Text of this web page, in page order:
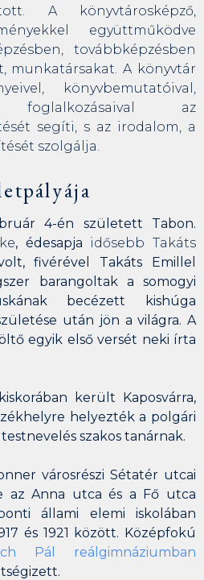
A könyvtárosképző,
együttműködve
továbbképzésben
munkatársakat. A könyvtár
könyvbemutatóival,
foglalkozásaival az
segíti, s az irodalom, a
szolgálja.
4-én született Tabon.
, édesapja idősebb Takáts
fivérével Takáts Emillel
barangoltak a somogyi
becézett kishúga
után jön a világra. A
egyik első versét neki írta
került Kaposvárra,
helyezték a polgári
szakos tanárnak.
városrészi Sétatér utcai
az Anna utca és a Fő utca
állami elemi iskolában
és 1921 között. Középfokú
Pál reálgimnáziumban